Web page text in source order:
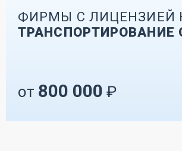
ФИРМЫ С ЛИЦЕНЗИЕЙ
ТРАНСПОРТИРОВАНИЕ
от 800 000 ₽